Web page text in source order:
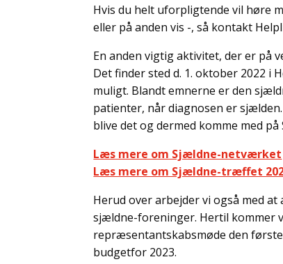
Hvis du helt uforpligtende vil høre
eller på anden vis -, så kontakt
En anden vigtig aktivitet, der er
Det finder sted d. 1. oktober 2022 i
muligt. Blandt emnerne er den
patienter, når diagnosen er
blive det og dermed komme med
Læs mere om Sjældne-netværket
Læs mere om Sjældne-træffet
Herud over arbejder vi også med
sjældne-foreninger. Hertil kommer
repræsentantskabsmøde den
budgetfor 2023.